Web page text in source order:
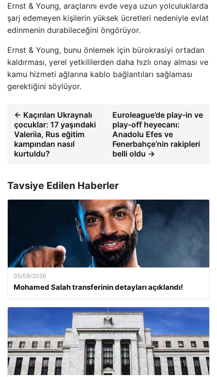
Ernst & Young, araçlarını evde veya uzun yolculuklarda
şarj edemeyen kişilerin yüksek ücretleri nedeniyle evlat
edinmenin durabileceğini öngörüyor.
Ernst & Young, bunu önlemek için bürokrasiyi ortadan
kaldırması, yerel yetkililerden daha hızlı onay alması ve
kamu hizmeti ağlarına kablo bağlantıları sağlaması
gerektiğini söylüyor.
← Kaçırılan Ukraynalı
çocuklar: 17 yaşındaki
Valeriia, Rus eğitim
kampından nasıl
kurtuldu?
Euroleague’de play-in ve
play-off heyecanı:
Anadolu Efes ve
Fenerbahçe’nin rakipleri
belli oldu →
Tavsiye Edilen Haberler
05/08/2026
Mohamed Salah transferinin detayları açıklandı!